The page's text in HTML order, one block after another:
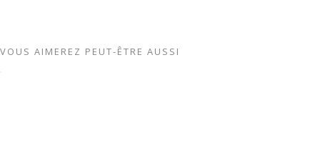
VOUS AIMEREZ PEUT-ÊTRE AUSSI